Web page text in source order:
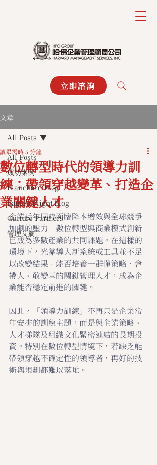
立即諮詢
文章
All Posts
成功案例
Blanchard Blog
Eagle's Flight Blog
Culture Partners
管理文摘
All Posts
數位轉型時代的領導力訓
練：帶領穿越變革、打造企
業關鍵人才
讀畢需時 5 分鐘
企業近年同時面臨降本增效與全球競爭
加劇的壓力，數位轉型與商業模式創新
已成為多數產業的共同課題。在這樣的
環境下，光靠導入新系統或工具並不足
以改變結果，能否培養一群懂策略、會
帶人、敢變革的關鍵管理人才，成為企
業能否穩定前進的關鍵。
因此，「領導力訓練」不再只是企業常
年安排的訓練主題，而是與企業策略、
人才梯隊及組織文化緊密連結的長期投
資。特別在數位轉型情境下，若缺乏能
帶領穿越不確定性的領導者，再好的技
術與規劃都難以落地。